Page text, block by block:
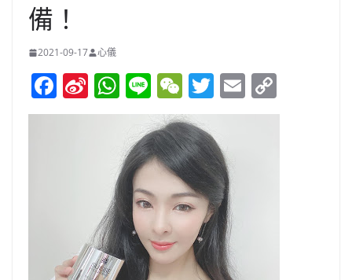
備！
2021-09-17 心儀
F
a
k
Si
n
b
o
W
h
at
s
A
p
p
Li
n
e
W
e
C
h
at
T
w
itt
er
E
m o